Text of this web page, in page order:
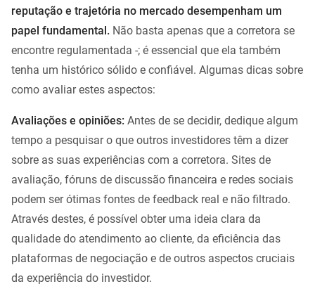
reputação e trajetória no mercado desempenham um
papel fundamental. Não basta apenas que a corretora se
encontre regulamentada -; é essencial que ela também
tenha um histórico sólido e confiável. Algumas dicas sobre
como avaliar estes aspectos:
Avaliações e opiniões: Antes de se decidir, dedique algum
tempo a pesquisar o que outros investidores têm a dizer
sobre as suas experiências com a corretora. Sites de
avaliação, fóruns de discussão financeira e redes sociais
podem ser ótimas fontes de feedback real e não filtrado.
Através destes, é possível obter uma ideia clara da
qualidade do atendimento ao cliente, da eficiência das
plataformas de negociação e de outros aspectos cruciais
da experiência do investidor.